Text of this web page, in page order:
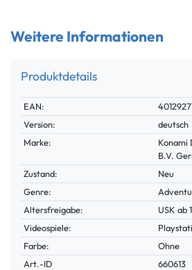
Weitere Informationen
Produktdetails
Technisches
Merkmal
Wert
EAN:
Version:
deutsch
Marke:
Konami
B.V.
Zustand:
Neu
Genre:
Altersfreigabe:
USK ab
Videospiele:
Farbe:
Ohne
Technisches
Wert
Art.-ID
660613